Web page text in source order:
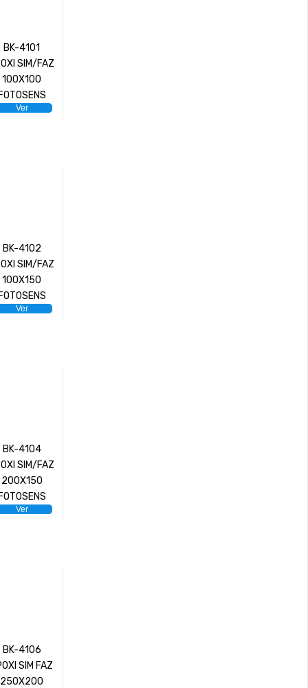
BK-4101
SIM/FAZ
100X100
Ver
BK-4102
SIM/FAZ
100X150
Ver
BK-4104
SIM/FAZ
200X150
Ver
BK-4106
SIM FAZ
250X200